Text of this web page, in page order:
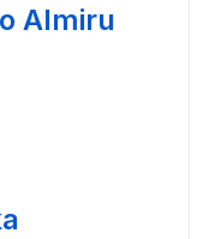
Almiru